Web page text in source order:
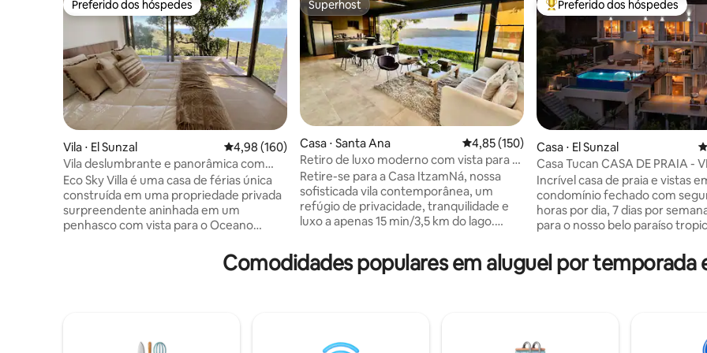
Preferido dos hóspedes
Preferido dos hóspedes
Vila ⋅ El Sunzal 4,98 de uma avaliação média de 5, 160 avaliações
4,98 (160)
Vila deslumbrante e panorâmica com
vista para o mar
Eco Sky Villa é uma casa de férias única
construída em uma propriedade privada
surpreendente aninhada em um
penhasco com vista para o Oceano
mais frescas no topo da colina em um
amplo terraço flutuante sob grandes
da vívida cidade de surfe El Tunco. Depois
Superhost
Superhost
Casa ⋅ Santa Ana 4,85 de uma avaliação média de 5, 150
4,85 (150)
Retiro de luxo moderno com vista para o
Lago Coatepeque
Retire-se para a Casa ItzamNá, nossa
sofisticada vila contemporânea, um
refúgio de privacidade, tranquilidade e
luxo a apenas 15 min/3,5 km do lago.
vistas deslumbrantes para o lago,
interiores espaçosos e comodidades de
sol tranquilo. Com confortos modernos,
Entre os melhores preferidos
Preferido dos hóspedes
Casa ⋅ El Sunzal
Casa Tucan CASA DE PRAIA -
ESPECTACULARES DO
Incrível casa de praia e vistas
condomínio fechado com
horas por dia, 7 dias por semana!
para o nosso belo paraíso
casa de praia recentemente
que combina perfeitamente a
casa é um paraíso para aqueles
procuram tranquilidade,
Comodidades populares em aluguel por temporada